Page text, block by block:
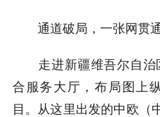
通道破局，一张网贯
走进新疆维吾尔自治
合服务大厅，布局图上
目。从这里出发的中欧（